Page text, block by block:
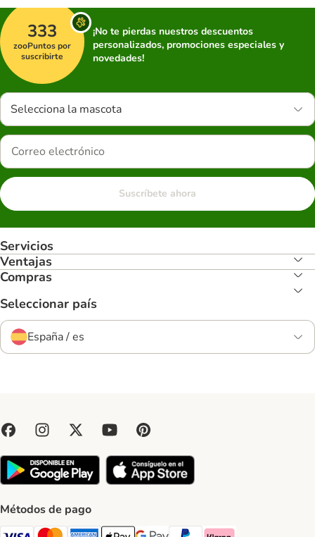
333
zooPuntos por
suscribirte
¡No te pierdas nuestros descuentos
personalizados, promociones especiales y
novedades!
Selecciona la mascota
Suscríbete ahora
Servicios
Ventajas
Compras
Seleccionar país
España / es
Métodos de pago